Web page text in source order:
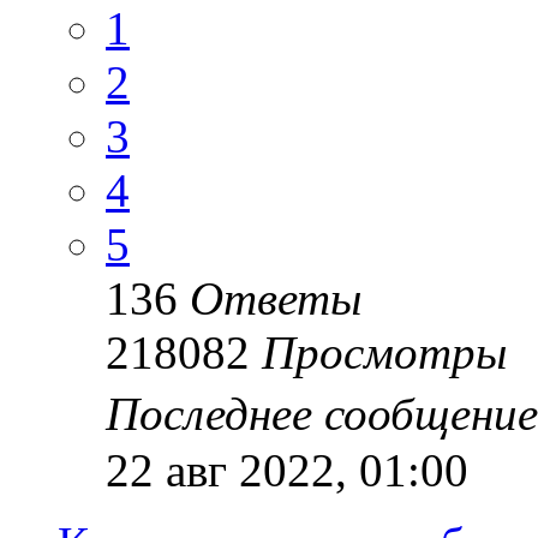
1
2
3
4
5
136 Ответы
218082 Просмотры
Последнее
22 авг 2022, 01:00